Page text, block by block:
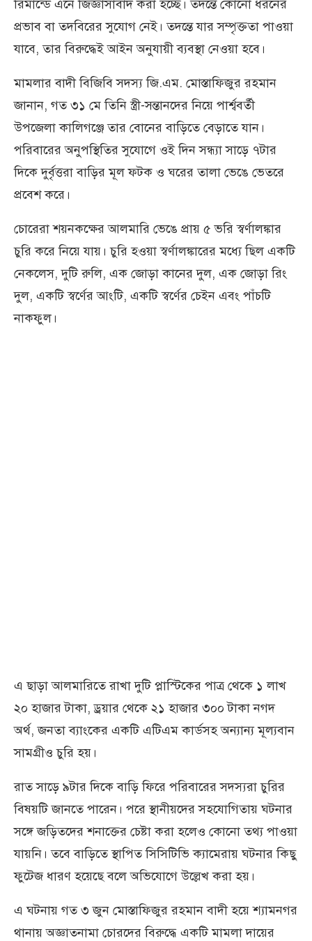
রিমান্ডে এনে জিজ্ঞাসাবাদ করা হচ্ছে। তদন্তে কোনো ধরনের
প্রভাব বা তদবিরের সুযোগ নেই। তদন্তে যার সম্পৃক্ততা পাওয়া
যাবে, তার বিরুদ্ধেই আইন অনুযায়ী ব্যবস্থা নেওয়া হবে।
মামলার বাদী বিজিবি সদস্য জি.এম. মোস্তাফিজুর রহমান
জানান, গত ৩১ মে তিনি স্ত্রী-সন্তানদের নিয়ে পার্শ্ববর্তী
উপজেলা কালিগঞ্জে তার বোনের বাড়িতে বেড়াতে যান।
পরিবারের অনুপস্থিতির সুযোগে ওই দিন সন্ধ্যা সাড়ে ৭টার
দিকে দুর্বৃত্তরা বাড়ির মূল ফটক ও ঘরের তালা ভেঙে ভেতরে
প্রবেশ করে।
চোরেরা শয়নকক্ষের আলমারি ভেঙে প্রায় ৫ ভরি স্বর্ণালঙ্কার
চুরি করে নিয়ে যায়। চুরি হওয়া স্বর্ণালঙ্কারের মধ্যে ছিল একটি
নেকলেস, দুটি রুলি, এক জোড়া কানের দুল, এক জোড়া রিং
দুল, একটি স্বর্ণের আংটি, একটি স্বর্ণের চেইন এবং পাঁচটি
নাকফুল।
এ ছাড়া আলমারিতে রাখা দুটি প্লাস্টিকের পাত্র থেকে ১ লাখ
২০ হাজার টাকা, ড্রয়ার থেকে ২১ হাজার ৩০০ টাকা নগদ
অর্থ, জনতা ব্যাংকের একটি এটিএম কার্ডসহ অন্যান্য মূল্যবান
সামগ্রীও চুরি হয়।
রাত সাড়ে ৯টার দিকে বাড়ি ফিরে পরিবারের সদস্যরা চুরির
বিষয়টি জানতে পারেন। পরে স্থানীয়দের সহযোগিতায় ঘটনার
সঙ্গে জড়িতদের শনাক্তের চেষ্টা করা হলেও কোনো তথ্য পাওয়া
যায়নি। তবে বাড়িতে স্থাপিত সিসিটিভি ক্যামেরায় ঘটনার কিছু
ফুটেজ ধারণ হয়েছে বলে অভিযোগে উল্লেখ করা হয়।
এ ঘটনায় গত ৩ জুন মোস্তাফিজুর রহমান বাদী হয়ে শ্যামনগর
থানায় অজ্ঞাতনামা চোরদের বিরুদ্ধে একটি মামলা দায়ের